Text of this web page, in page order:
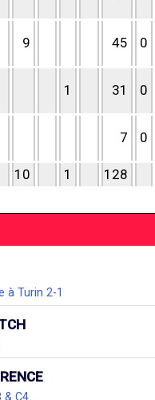
9 45 0
1 31 0
7 0
10 1 128
à Turin 2-1
& C4